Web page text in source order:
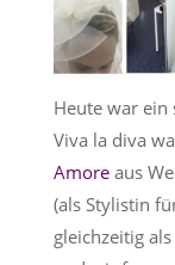
Heute war ein
Viva la diva
Amoreaus
(als Stylistin
gleichzeitig